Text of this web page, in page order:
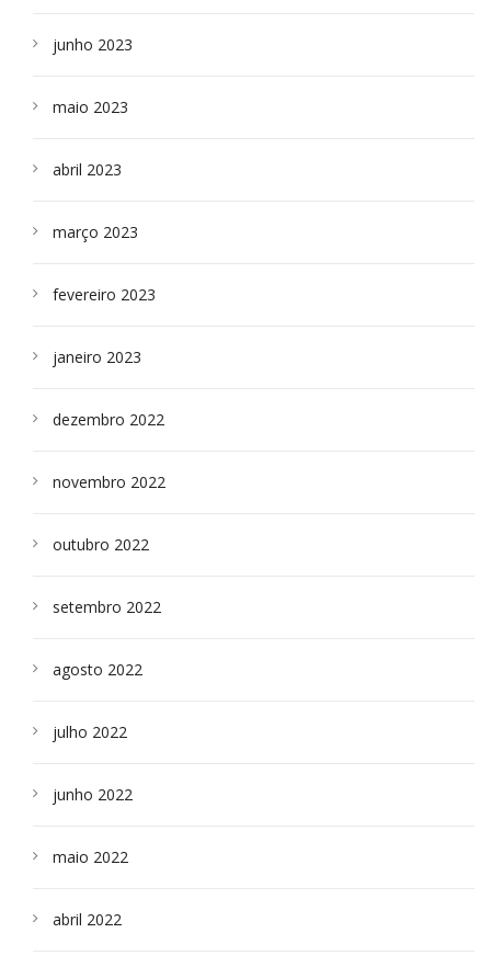
junho 2023
maio 2023
abril 2023
março 2023
fevereiro 2023
janeiro 2023
dezembro 2022
novembro 2022
outubro 2022
setembro 2022
agosto 2022
julho 2022
junho 2022
maio 2022
abril 2022